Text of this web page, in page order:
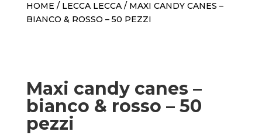
HOME / LECCA LECCA/ MAXI CANDY CANES –
BIANCO & ROSSO – 50 PEZZI
Maxi candy canes –
bianco & rosso – 50
pezzi